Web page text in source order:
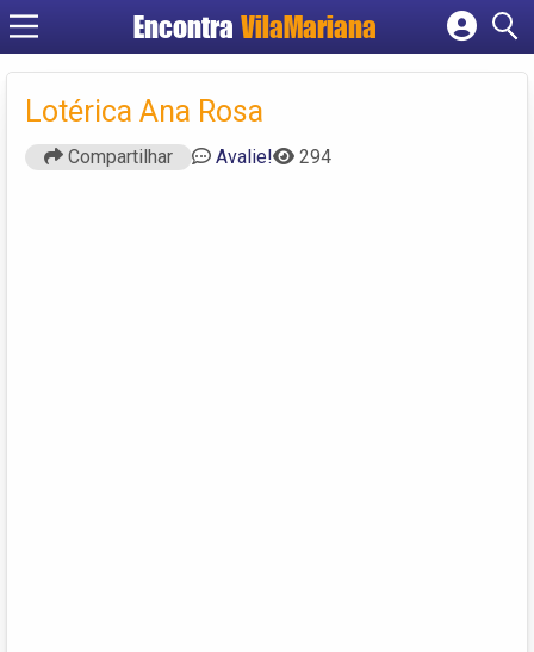
EncontraVilaMariana
Cadastrar empresa
Criar conta
Lotérica Ana Rosa
Compartilhar Avalie! 294